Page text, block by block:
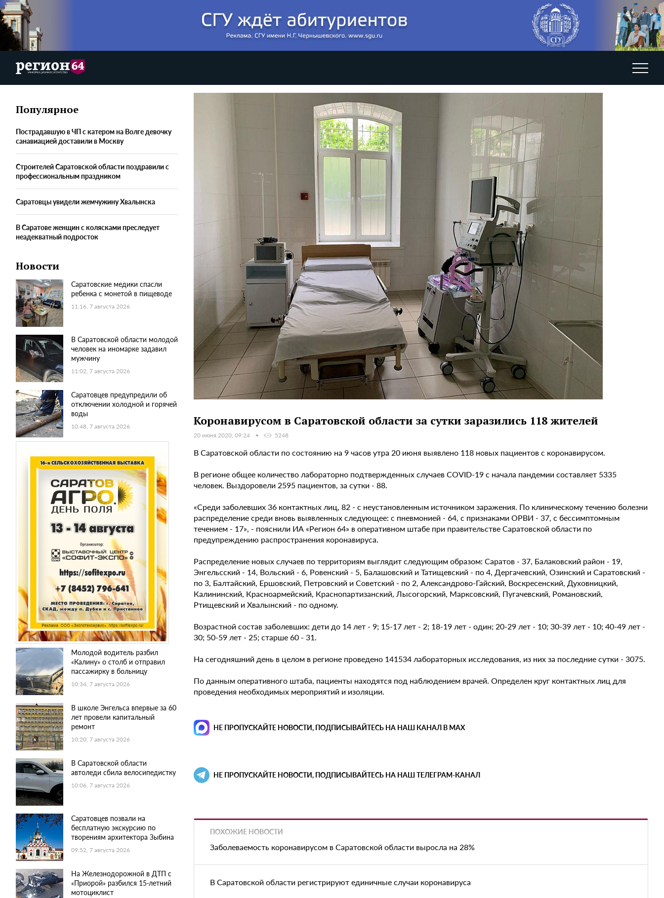
Популярное
Пострадавшую в ЧП с катером на Волге девочку
санавиацией доставили в Москву
Строителей Саратовской области поздравили с
профессиональным праздником
Саратовцы увидели жемчужину Хвалынска
В Саратове женщин с колясками преследует
неадекватный подросток
Новости
Саратовские медики спасли
ребенка с монетой в пищеводе
11:16, 7 августа 2026
В Саратовской области молодой
человек на иномарке задавил
мужчину
11:02, 7 августа 2026
Саратовцев предупредили об
отключении холодной и горячей
воды
10:48, 7 августа 2026
Молодой водитель разбил
«Калину» о столб и отправил
пассажирку в больницу
10:34, 7 августа 2026
В школе Энгельса впервые за 60
лет провели капитальный
ремонт
10:20, 7 августа 2026
В Саратовской области
автоледи сбила велосипедистку
10:06, 7 августа 2026
Саратовцев позвали на
бесплатную экскурсию по
творениям архитектора Зыбина
09:52, 7 августа 2026
На Железнодорожной в ДТП с
«Приорой» разбился 15-летний
мотоциклист
Коронавирусом в Саратовской области за сутки заразились 118 жителей
20 июня 2020, 09:24 5248
В Саратовской области по состоянию на 9 часов утра 20 июня выявлено 118 новых пациентов с коронавирусом.
В регионе общее количество лабораторно подтвержденных случаев COVID-19 с начала пандемии составляет 5335
человек. Выздоровели 2595 пациентов, за сутки - 88.
«Среди заболевших 36 контактных лиц, 82 - с неустановленным источником заражения. По клиническому течению болезни
распределение среди вновь выявленных следующее: с пневмонией - 64, с признаками ОРВИ - 37, с бессимптомным
течением - 17», - пояснили ИА «Регион 64» в оперативном штабе при правительстве Саратовской области по
предупреждению распространения коронавируса.
Распределение новых случаев по территориям выглядит следующим образом: Саратов - 37, Балаковский район - 19,
Энгельсский - 14, Вольский - 6, Ровенский - 5, Балашовский и Татищевский - по 4, Дергачевский, Озинский и Саратовский -
по 3, Балтайский, Ершовский, Петровский и Советский - по 2, Александрово-Гайский, Воскресенский, Духовницкий,
Калининский, Красноармейский, Краснопартизанский, Лысогорский, Марксовский, Пугачевский, Романовский,
Ртищевский и Хвалынский - по одному.
Возрастной состав заболевших: дети до 14 лет - 9; 15-17 лет - 2; 18-19 лет - один; 20-29 лет - 10; 30-39 лет - 10; 40-49 лет -
30; 50-59 лет - 25; старше 60 - 31.
На сегодняшний день в целом в регионе проведено 141534 лабораторных исследования, из них за последние сутки - 3075.
По данным оперативного штаба, пациенты находятся под наблюдением врачей. Определен круг контактных лиц для
проведения необходимых мероприятий и изоляции.
НЕ ПРОПУСКАЙТЕ НОВОСТИ, ПОДПИСЫВАЙТЕСЬ НА НАШ КАНАЛ В MAX
НЕ ПРОПУСКАЙТЕ НОВОСТИ, ПОДПИСЫВАЙТЕСЬ НА НАШ ТЕЛЕГРАМ-КАНАЛ
ПОХОЖИЕ НОВОСТИ
Заболеваемость коронавирусом в Саратовской области выросла на 28%
В Саратовской области регистрируют единичные случаи коронавируса